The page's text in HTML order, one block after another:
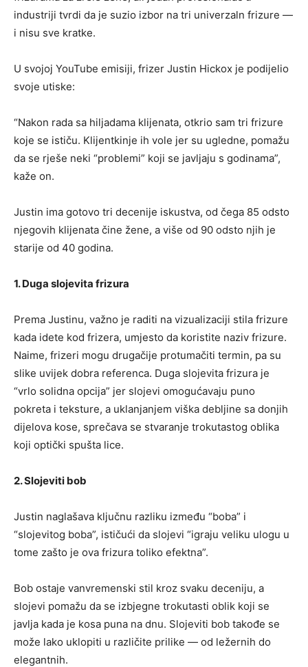
industriji tvrdi da je suzio izbor na tri univerzaln frizure —
i nisu sve kratke.
U svojoj YouTube emisiji, frizer Justin Hickox je podijelio
svoje utiske:
“Nakon rada sa hiljadama klijenata, otkrio sam tri frizure
koje se ističu. Klijentkinje ih vole jer su ugledne, pomažu
da se rješe neki “problemi” koji se javljaju s godinama”,
kaže on.
Justin ima gotovo tri decenije iskustva, od čega 85 odsto
njegovih klijenata čine žene, a više od 90 odsto njih je
starije od 40 godina.
1. Duga slojevita frizura
Prema Justinu, važno je raditi na vizualizaciji stila frizure
kada idete kod frizera, umjesto da koristite naziv frizure.
Naime, frizeri mogu drugačije protumačiti termin, pa su
slike uvijek dobra referenca. Duga slojevita frizura je
“vrlo solidna opcija” jer slojevi omogućavaju puno
pokreta i teksture, a uklanjanjem viška debljine sa donjih
dijelova kose, sprečava se stvaranje trokutastog oblika
koji optički spušta lice.
2. Slojeviti bob
Justin naglašava ključnu razliku između “boba” i
“slojevitog boba”, ističući da slojevi “igraju veliku ulogu u
tome zašto je ova frizura toliko efektna”.
Bob ostaje vanvremenski stil kroz svaku deceniju, a
slojevi pomažu da se izbjegne trokutasti oblik koji se
javlja kada je kosa puna na dnu. Slojeviti bob takođe se
može lako uklopiti u različite prilike — od ležernih do
elegantnih.